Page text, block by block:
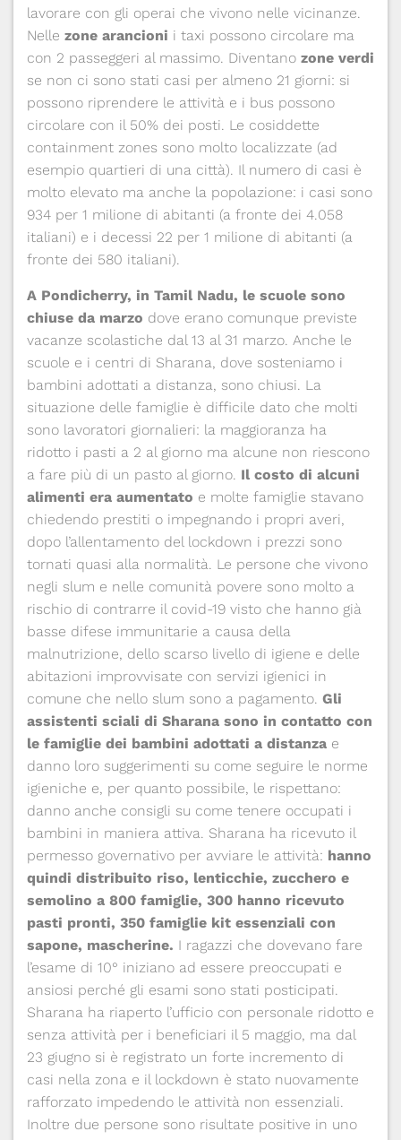
lavorare con gli operai che vivono nelle vicinanze.
Nelle zone arancioni i taxi possono circolare ma
con 2 passeggeri al massimo. Diventano zone verdi
se non ci sono stati casi per almeno 21 giorni: si
possono riprendere le attività e i bus possono
circolare con il 50% dei posti. Le cosiddette
containment zones sono molto localizzate (ad
esempio quartieri di una città). Il numero di casi è
molto elevato ma anche la popolazione: i casi sono
934 per 1 milione di abitanti (a fronte dei 4.058
italiani) e i decessi 22 per 1 milione di abitanti (a
fronte dei 580 italiani).
A Pondicherry, in Tamil Nadu, le scuole sono
chiuse da marzo dove erano comunque previste
vacanze scolastiche dal 13 al 31 marzo. Anche le
scuole e i centri di Sharana, dove sosteniamo i
bambini adottati a distanza, sono chiusi. La
situazione delle famiglie è difficile dato che molti
sono lavoratori giornalieri: la maggioranza ha
ridotto i pasti a 2 al giorno ma alcune non riescono
a fare più di un pasto al giorno. Il costo di alcuni
alimenti era aumentato e molte famiglie stavano
chiedendo prestiti o impegnando i propri averi,
dopo l’allentamento del lockdown i prezzi sono
tornati quasi alla normalità. Le persone che vivono
negli slum e nelle comunità povere sono molto a
rischio di contrarre il covid-19 visto che hanno già
basse difese immunitarie a causa della
malnutrizione, dello scarso livello di igiene e delle
abitazioni improvvisate con servizi igienici in
comune che nello slum sono a pagamento. Gli
assistenti sciali di Sharana sono in contatto con
le famiglie dei bambini adottati a distanza e
danno loro suggerimenti su come seguire le norme
igieniche e, per quanto possibile, le rispettano:
danno anche consigli su come tenere occupati i
bambini in maniera attiva. Sharana ha ricevuto il
permesso governativo per avviare le attività: hanno
quindi distribuito riso, lenticchie, zucchero e
semolino a 800 famiglie, 300 hanno ricevuto
pasti pronti, 350 famiglie kit essenziali con
sapone, mascherine. I ragazzi che dovevano fare
l’esame di 10° iniziano ad essere preoccupati e
ansiosi perché gli esami sono stati posticipati.
Sharana ha riaperto l’ufficio con personale ridotto e
senza attività per i beneficiari il 5 maggio, ma dal
23 giugno si è registrato un forte incremento di
casi nella zona e il lockdown è stato nuovamente
rafforzato impedendo le attività non essenziali.
Inoltre due persone sono risultate positive in uno